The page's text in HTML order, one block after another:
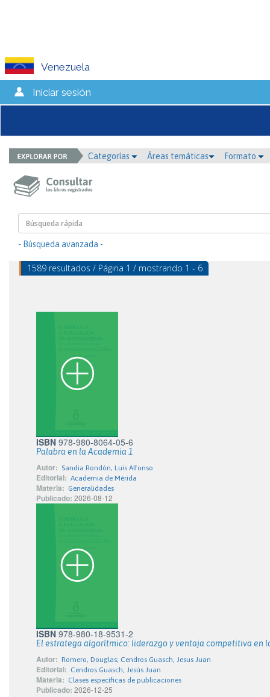
Venezuela
Iniciar sesión
Categorías Áreas temáticas Formato
- Búsqueda avanzada -
1589 resultados / Página 1 / mostrando 1 - 6
ISBN 978-980-8064-05-6
Palabra en la Academia 1
Autor: Sandia Rondón, Luis Alfonso
Editorial: Academia de Mérida
Materia: Generalidades
Publicado: 2026-08-12
ISBN 978-980-18-9531-2
El estratega algorítmico: liderazgo y ventaja competitiva en
Autor: Romero, Douglas; Cendros Guasch, Jesus Juan
Editorial: Cendros Guasch, Jesús Juan
Materia: Clases específicas de publicaciones
Publicado: 2026-12-25